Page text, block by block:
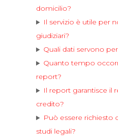
domicilio?
Il servizio è utile per
giudiziari?
Quali dati servono
Quanto tempo
report?
Il report garantisce il
credito?
Può essere richiesto
studi legali?